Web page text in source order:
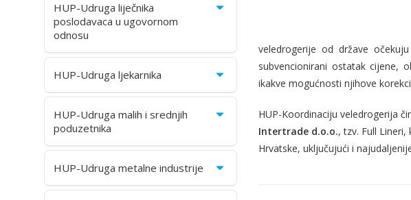
HUP-Udruga liječnika
poslodavaca u ugovornom
odnosu
HUP-Udruga ljekarnika
HUP-Udruga malih i srednjih
poduzetnika
HUP-Udruga metalne industrije
veledrogerije od države
subvencionirani ostatak cijene,
ikakve mogućnosti njihove
HUP-Koordinaciju veledrogerija
Intertrade d.o.o., tzv. Full
Hrvatske, uključujući i